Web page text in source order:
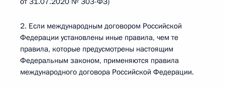
2. Если международным договором Российской
Федерации установлены иные правила, чем те
правила, которые предусмотрены настоящим
Федеральным законом, применяются правила
международного договора Российской Федерации.